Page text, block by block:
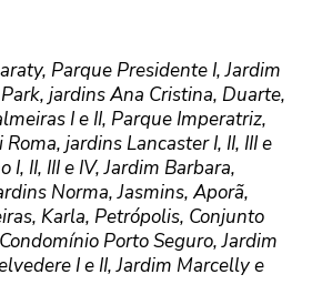
Parque Presidente I, Jardim
jardins Ana Cristina, Duarte,
I e II, Parque Imperatriz,
jardins Lancaster I, II, III e
I, II, III e IV, Jardim Barbara,
Norma, Jasmins, Aporã,
Karla, Petrópolis, Conjunto
Porto Seguro, Jardim
I e II, Jardim Marcelly e